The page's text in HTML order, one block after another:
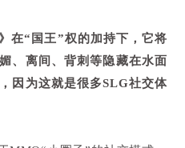
在“国王”权的加持下，它将
、离间、背刺等隐藏在水面
因为这就是很多SLG社交体